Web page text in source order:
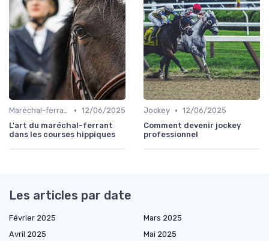
Maréchal-ferrant • 12/06/2025
L'art du maréchal-ferrant
dans les courses hippiques
Jockey • 12/06/2025
Comment devenir jockey
professionnel
Les articles par date
Février 2025
Mars 2025
Avril 2025
Mai 2025